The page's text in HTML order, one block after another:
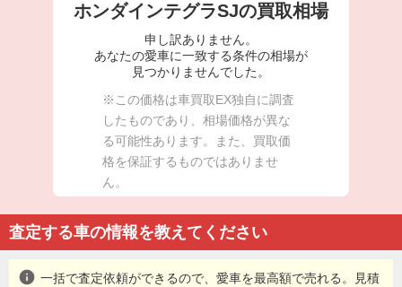
ホンダインテグラSJの買取相場
申し訳ありません。
あなたの愛車に一致する条件の相場が
見つかりませんでした。
※この価格は車買取EX独自に調査
したものであり、相場価格が異な
る可能性あります。また、買取価
格を保証するものではありませ
ん。
査定する車の情報を教えてください
info 一括で査定依頼ができるので、愛車を最高額で売れる。見積